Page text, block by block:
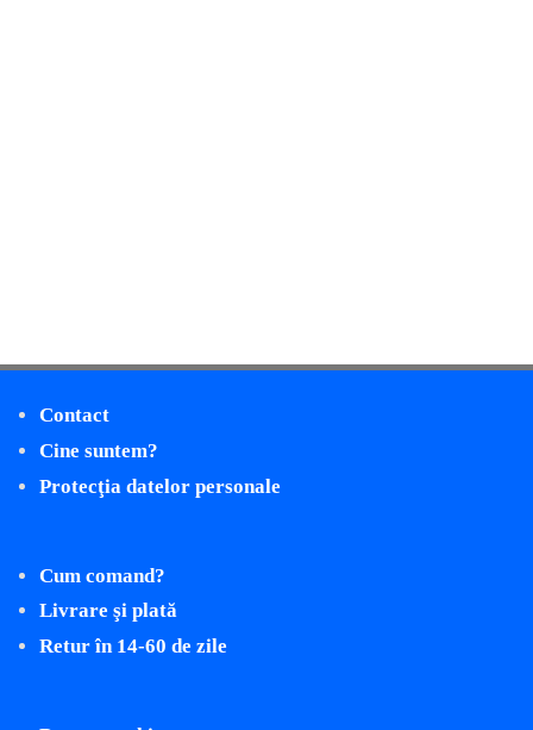
Contact
Cine suntem?
Protecţia datelor personale
Cum comand?
Livrare şi plată
Retur în 14-60 de zile